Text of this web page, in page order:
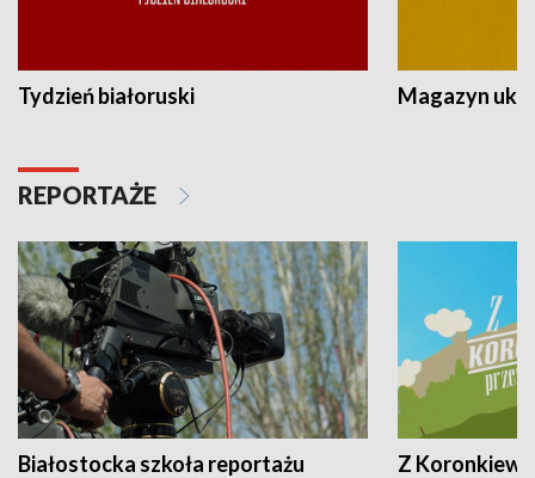
Tydzień białoruski Magazyn
REPORTAŻE
Białostocka szkoła reportażu Z